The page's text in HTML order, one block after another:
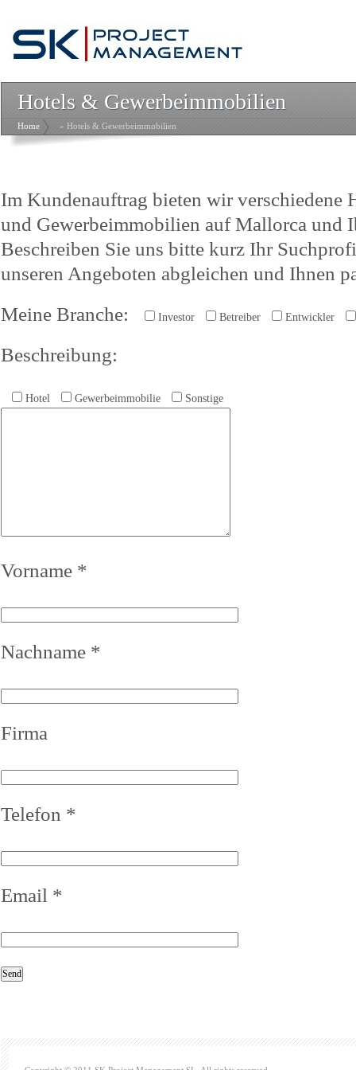
Hotels & Gewerbeimmobilien
Home » Hotels & Gewerbeimmobilien
Im Kundenauftrag bieten wir verschiedene
und Gewerbeimmobilien auf Mallorca und
Beschreiben Sie uns bitte kurz Ihr
unseren Angeboten abgleichen und Ihnen
Meine Branche:
Investor Betreiber Entwickler
Beschreibung:
Hotel Gewerbeimmobilie Sonstige
Vorname *
Nachname *
Firma
Telefon *
Email *